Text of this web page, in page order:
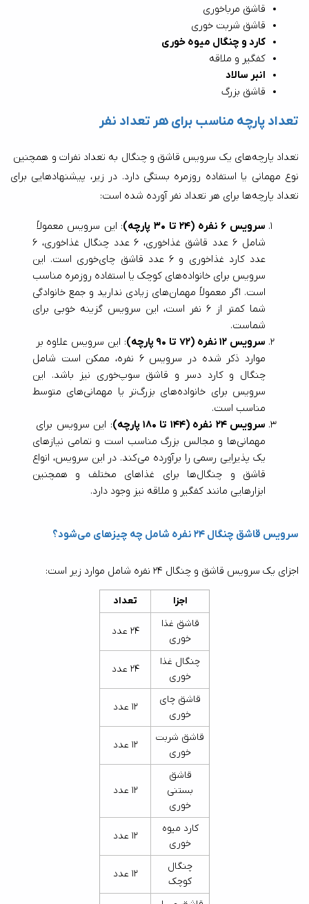
قاشق مرباخوری
قاشق شربت خوری
کارد و چنگال میوه خوری
کفگیر و ملاقه
انبر سالاد
قاشق بزرگ
تعداد پارچه مناسب برای هر تعداد نفر
تعداد پارچه‌های یک سرویس قاشق و چنگال به تعداد نفرات و همچنین
تعداد پارچه‌ها برای هر تعداد نفر آورده شده است:
سرویس 6 نفره (24 تا 30 پارچه)
: این سرویس معمولاً
شماست.
سرویس 12 نفره (72 تا 90 پارچه)
: این سرویس علاوه بر
مناسب است.
سرویس 24 نفره (144 تا 180 پارچه)
: این سرویس برای
ابزارهایی مانند کفگیر و ملاقه نیز وجود دارد.
سرویس قاشق چنگال 24 نفره شامل چه چیزهای می‌شود؟
اجزای یک سرویس قاشق و چنگال 24 نفره شامل موارد زیر است:
اجزا
تعداد
قاشق غذا
خوری
24 عدد
چنگال غذا
خوری
24 عدد
قاشق چای
خوری
12 عدد
قاشق شربت
خوری
12 عدد
قاشق
بستنی
خوری
12 عدد
کارد میوه
خوری
12 عدد
چنگال
کوچک
12 عدد